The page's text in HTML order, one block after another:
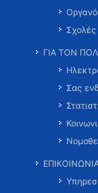
ΓΙΑ ΤΟΝ
Σας